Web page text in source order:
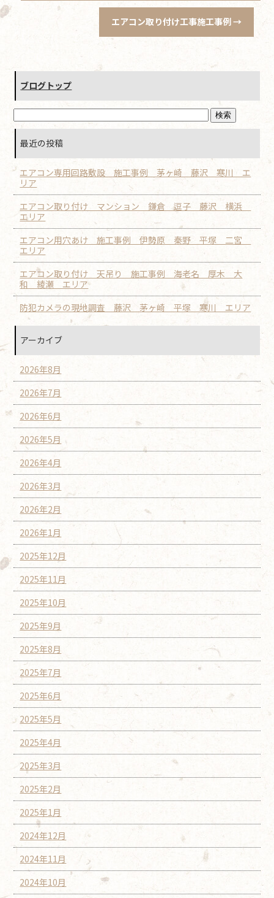
エアコン取り付け工事施工事例→
ブログトップ
最近の投稿
エアコン専用回路敷設 施工事例 茅ヶ崎 藤沢 寒川 エ
リア
エアコン取り付け マンション 鎌倉 逗子 藤沢 横浜
エリア
エアコン用穴あけ 施工事例 伊勢原 秦野 平塚 二宮
エリア
エアコン取り付け 天吊り 施工事例 海老名 厚木 大
和 綾瀬 エリア
防犯カメラの現地調査 藤沢 茅ヶ崎 平塚 寒川 エリア
アーカイブ
2026年8月
2026年7月
2026年6月
2026年5月
2026年4月
2026年3月
2026年2月
2026年1月
2025年12月
2025年11月
2025年10月
2025年9月
2025年8月
2025年7月
2025年6月
2025年5月
2025年4月
2025年3月
2025年2月
2025年1月
2024年12月
2024年11月
2024年10月